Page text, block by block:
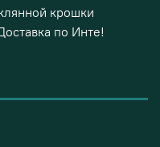
крошки
по Инте!